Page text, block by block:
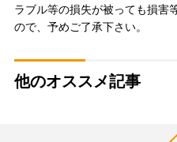
ラブル等の損失が被っても損害
ので、予めご了承下さい。
他のオススメ記事